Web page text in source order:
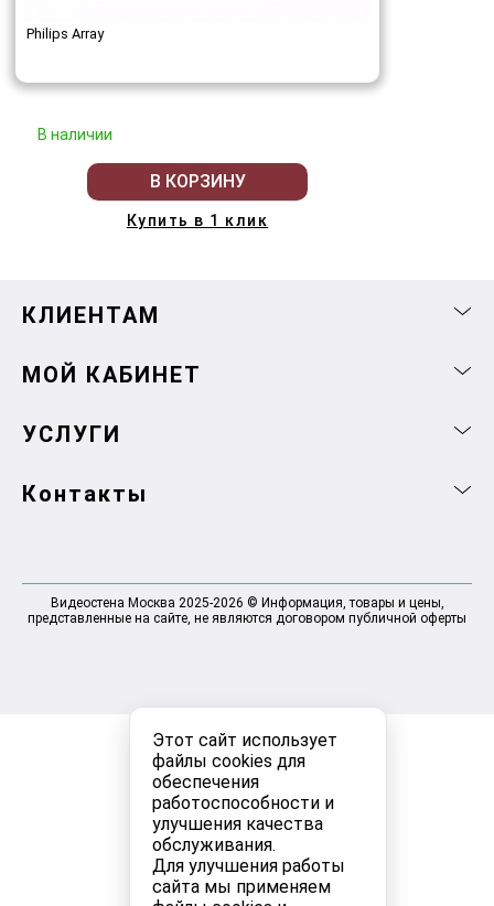
Этот сайт использует
файлы cookies для
обеспечения
работоспособности и
улучшения качества
обслуживания.
Для улучшения работы
сайта мы применяем
Philips Array
В наличии
В КОРЗИНУ
Купить в 1 клик
КЛИЕНТАМ
МОЙ КАБИНЕТ
УСЛУГИ
Контакты
Видеостена Москва 2025-2026 © Информация, товары и цены,
представленные на сайте, не являются договором публичной оферты